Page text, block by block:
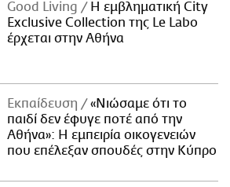
Good Living
Η εμβληματική City
Exclusive Collection της Le Labo
έρχεται στην Αθήνα
Εκπαίδευση
«Νιώσαμε ότι το
παιδί δεν έφυγε ποτέ από την
Αθήνα»: Η εμπειρία οικογενειών
που επέλεξαν σπουδές στην Κύπρο